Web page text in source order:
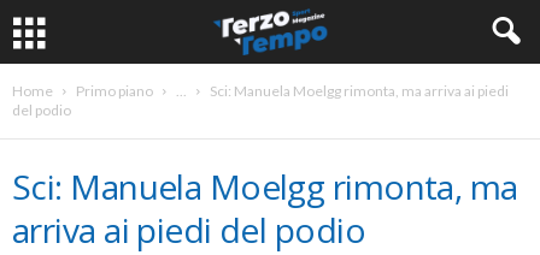
Home Primo piano ...
Sci: Manuela Moelgg rimonta, ma arriva ai piedi
del podio
Sci: Manuela Moelgg rimonta, ma
arriva ai piedi del podio